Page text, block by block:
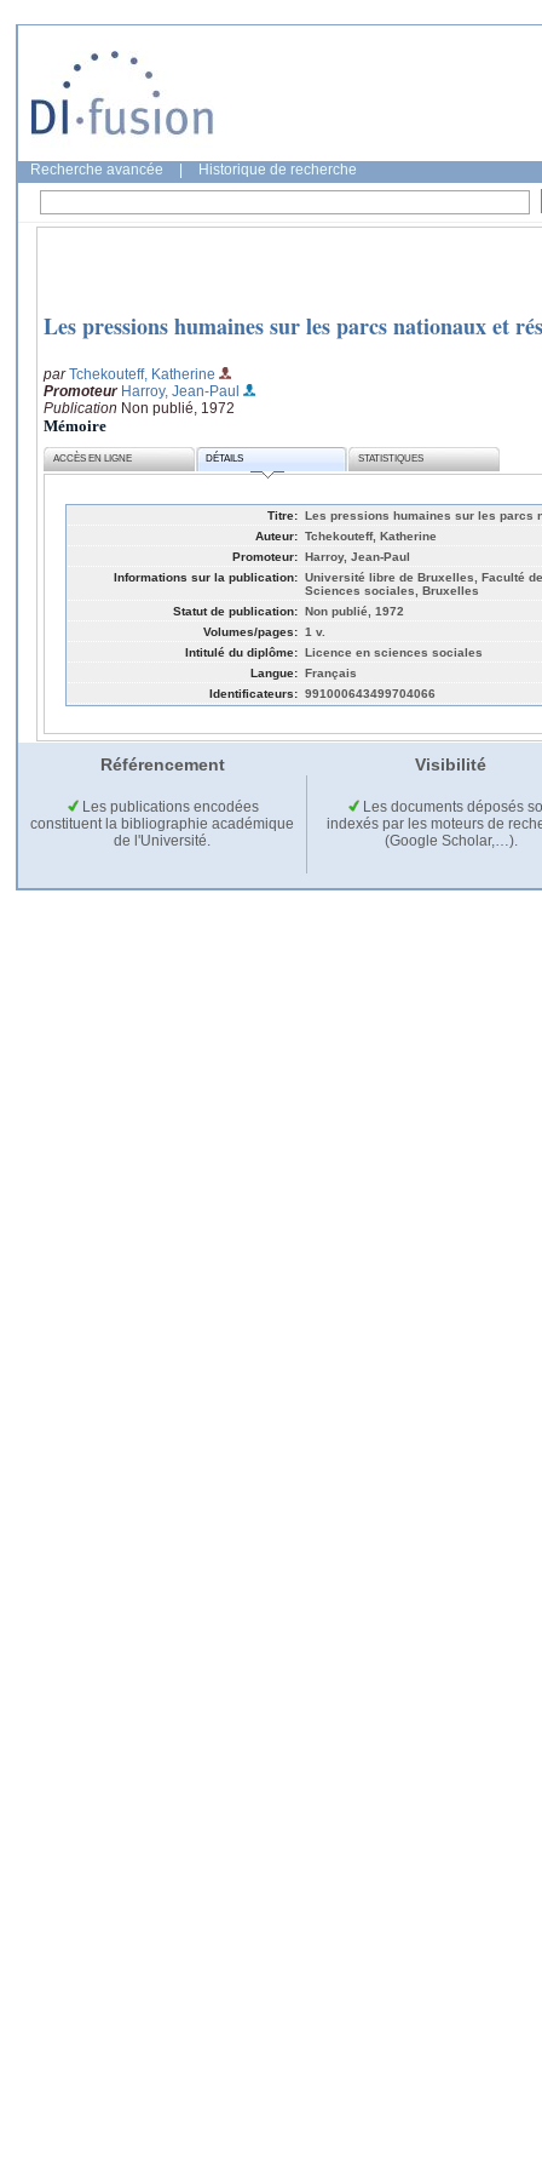
Recherche avancée Historique de recherche
Les pressions humaines sur les parcs nationaux et
parTchekouteff, Katherine
Promoteur Harroy, Jean-Paul
Publication Non publié, 1972
Mémoire
ACCÈS EN LIGNE DÉTAILS STATISTIQUES
Titre: Les pressions humaines sur les parcs
Auteur: Tchekouteff, Katherine
Promoteur: Harroy, Jean-Paul
Informations sur la publication: Université libre de Bruxelles, Faculté
Sciences sociales, Bruxelles
Statut de publication: Non publié, 1972
Volumes/pages: 1 v.
Intitulé du diplôme: Licence en sciences sociales
Langue: Français
Identificateurs: 991000643499704066
Référencement Visibilité
Les publications encodées
constituent la bibliographie académique
de l'Université.
Les documents déposés
indexés par les moteurs de
(Google Scholar,…).